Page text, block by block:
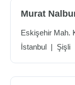
Murat
Eskişehir Mah.
İstanbul | Şişli